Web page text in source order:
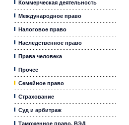
Коммерческая деятельность
Международное право
Налоговое право
Наследственное право
Права человека
Прочее
Семейное право
Страхование
Суд и арбитраж
Таможенное право, ВЭД